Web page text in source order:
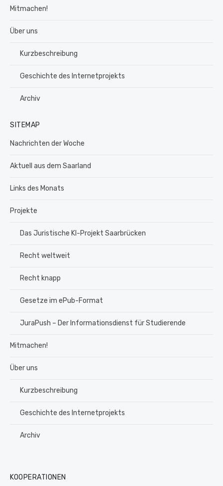
Mitmachen!
Über uns
Kurzbeschreibung
Geschichte des Internetprojekts
Archiv
SITEMAP
Nachrichten der Woche
Aktuell aus dem Saarland
Links des Monats
Projekte
Das Juristische KI-Projekt Saarbrücken
Recht weltweit
Recht knapp
Gesetze im ePub-Format
JuraPush – Der Informationsdienst für Studierende
Mitmachen!
Über uns
Kurzbeschreibung
Geschichte des Internetprojekts
Archiv
KOOPERATIONEN